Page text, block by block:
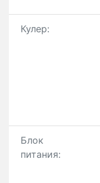
Кулер:
Блок
питания: